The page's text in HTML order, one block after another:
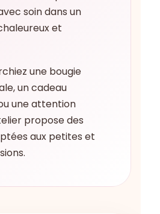
soin dans un
et
une bougie
un cadeau
une attention
propose des
aux petites et